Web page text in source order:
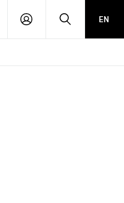
PŘIHLÁSIT HLEDATEN